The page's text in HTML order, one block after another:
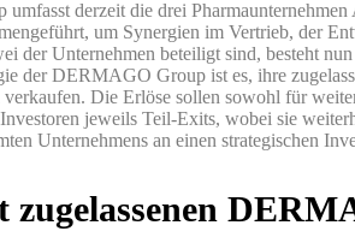
derzeit die drei
um Synergien im Vertrieb, der
der Unternehmen beteiligt sind, besteht
der DERMAGO Group ist es, ihre
verkaufen. Die Erlöse sollen sowohl für
jeweils Teil-Exits, wobei sie
Unternehmens an einen strategischen
zugelassenen